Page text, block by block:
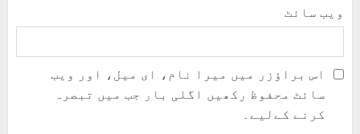
ویب‌ سائٹ
اس براؤزر میں میرا نام، ای میل، اور ویب
سائٹ محفوظ رکھیں اگلی بار جب میں تبصرہ
کرنے کےلیے۔